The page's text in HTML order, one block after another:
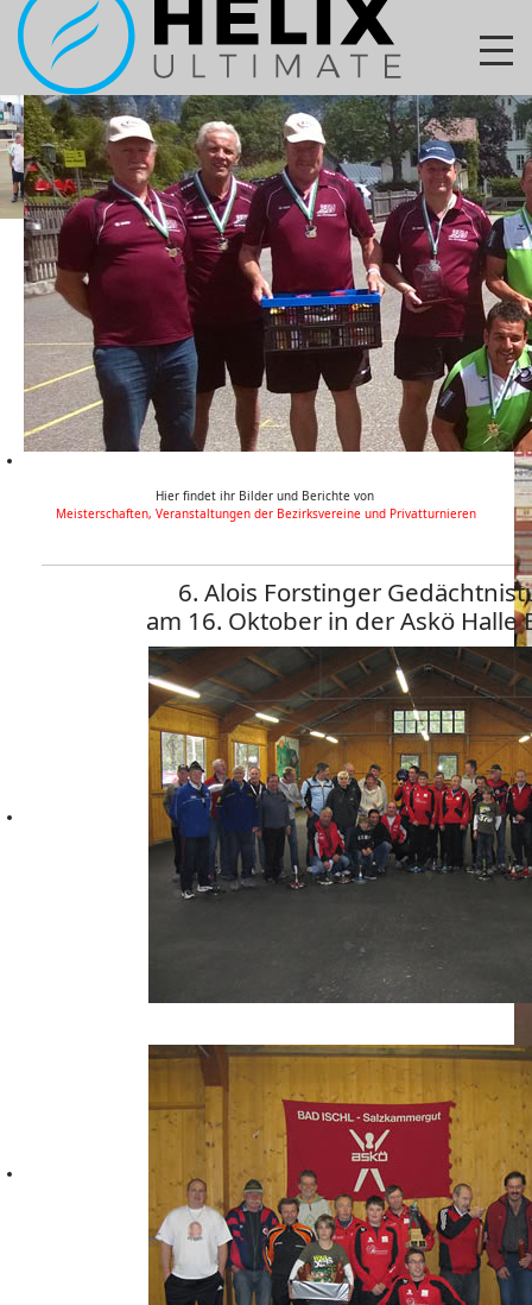
Hier findet ihr Bilder und Berichte von
Meisterschaften, Veranstaltungen der Bezirksvereine und Privatturnieren
6. Alois Forstinger
am 16. Oktober in der Askö Halle